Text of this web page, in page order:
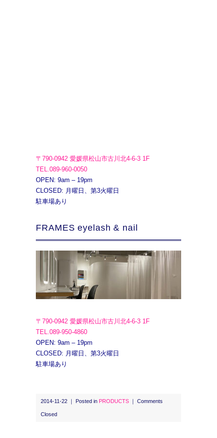
〒790-0942 愛媛県松山市古川北4-6-3 1F
TEL.089-960-0050
OPEN: 9am – 19pm
CLOSED: 月曜日、第3火曜日
駐車場あり
FRAMES eyelash & nail
〒790-0942 愛媛県松山市古川北4-6-3 1F
TEL.089-950-4860
OPEN: 9am – 19pm
CLOSED: 月曜日、第3火曜日
駐車場あり
2014-11-22 ｜ Posted in PRODUCTS ｜ Comments
Closed